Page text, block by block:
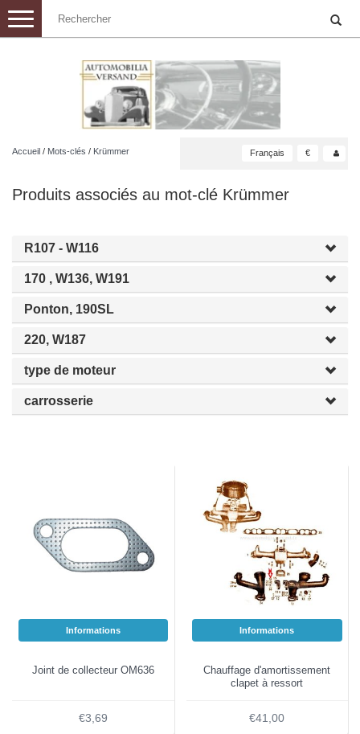
Toggle
navigation
Accueil / Mots-clés / Krümmer Français €
Produits associés au mot-clé Krümmer
R107 - W116
170 , W136, W191
Ponton, 190SL
220, W187
type de moteur
carrosserie
Informations
Joint de collecteur OM636
€3,69
Informations
Chauffage d'amortissement
clapet à ressort
€41,00